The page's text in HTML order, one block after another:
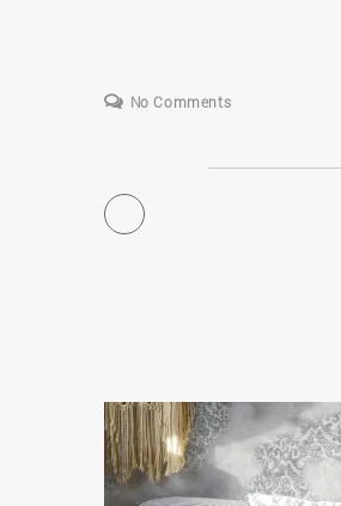
No Comments